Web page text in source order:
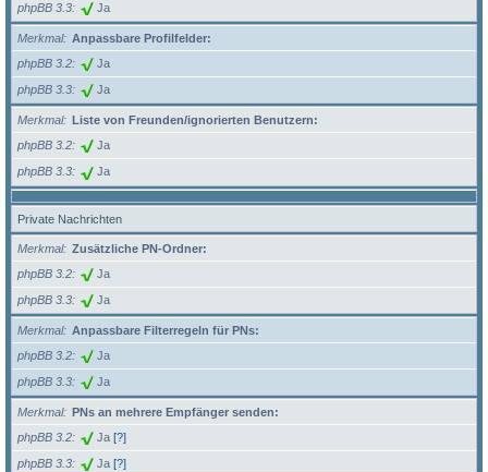
phpBB 3.3 Ja
Merkmal
Anpassbare Profilfelder:
phpBB 3.2
Ja
phpBB 3.3 Ja
Merkmal
Liste von Freunden/ignorierten Benutzern:
phpBB 3.2
Ja
phpBB 3.3 Ja
Private Nachrichten
Merkmal
Zusätzliche PN-Ordner:
phpBB 3.2
Ja
phpBB 3.3 Ja
Merkmal
Anpassbare Filterregeln für PNs:
phpBB 3.2
Ja
phpBB 3.3 Ja
Merkmal
PNs an mehrere Empfänger senden:
phpBB 3.2
Ja [?]
phpBB 3.3 Ja [?]